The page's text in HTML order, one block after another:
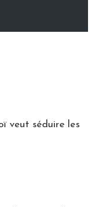
veut séduire les